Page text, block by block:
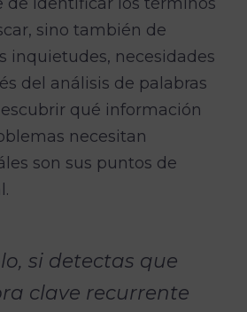
sino también de
inquietudes, necesidades
del análisis de palabras
qué información
necesitan
son sus puntos de
si detectas que
clave recurrente